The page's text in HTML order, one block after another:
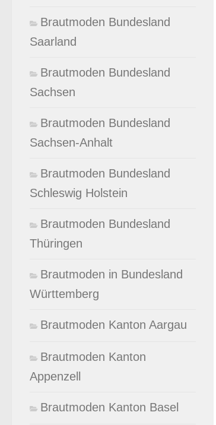
Brautmoden Bundesland
Saarland
Brautmoden Bundesland
Sachsen
Brautmoden Bundesland
Sachsen-Anhalt
Brautmoden Bundesland
Schleswig Holstein
Brautmoden Bundesland
Thüringen
Brautmoden in Bundesland
Württemberg
Brautmoden Kanton Aargau
Brautmoden Kanton
Appenzell
Brautmoden Kanton Basel